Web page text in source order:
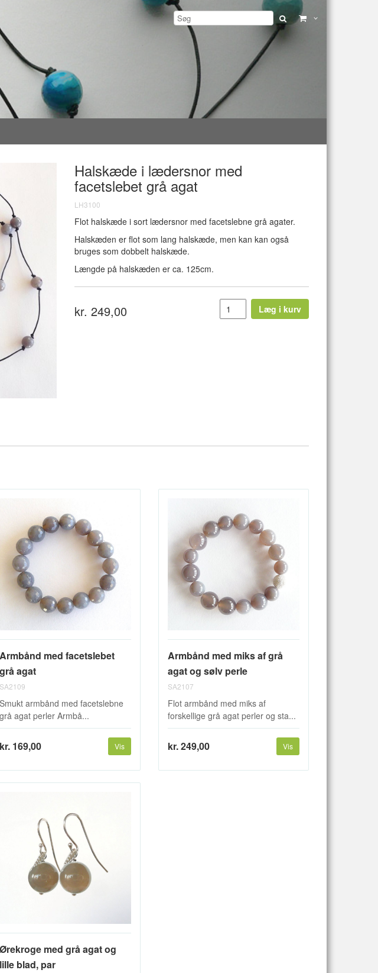
Halskæde i lædersnor med
facetslebet grå agat
LH3100
Flot halskæde i sort lædersnor med facetslebne grå agater.
Halskæden er flot som lang halskæde, men kan kan også
bruges som dobbelt halskæde.
Længde på halskæden er ca. 125cm.
kr. 249,00 Læg i kurv
Armbånd med facetslebet
grå agat
SA2109
Smukt armbånd med facetslebne
grå agat perler Armbå...
kr. 169,00 Vis
Armbånd med miks af grå
agat og sølv perle
SA2107
Flot armbånd med miks af
forskellige grå agat perler og sta...
kr. 249,00 Vis
Ørekroge med grå agat og
lille blad, par